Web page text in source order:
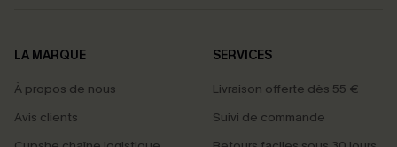
LA MARQUE
À propos de nous
Avis clients
SERVICES
Livraison offerte dès 55 €
Suivi de commande